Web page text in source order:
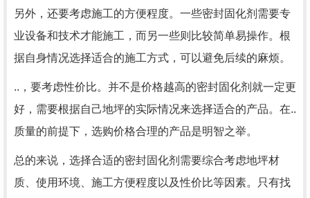
另外，还要考虑施工的方便程度。一些密封固化剂需要专
业设备和技术才能施工，而另一些则比较简单易操作。根
据自身情况选择适合的施工方式，可以避免后续的麻烦。
..，要考虑性价比。并不是价格越高的密封固化剂就一定更
好，需要根据自己地坪的实际情况来选择适合的产品。在..
质量的前提下，选购价格合理的产品是明智之举。
总的来说，选择合适的密封固化剂需要综合考虑地坪材
质、使用环境、施工方便程度以及性价比等因素。只有找